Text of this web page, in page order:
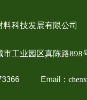
市工业园区真陈路898
科技发展有限公司
Email：